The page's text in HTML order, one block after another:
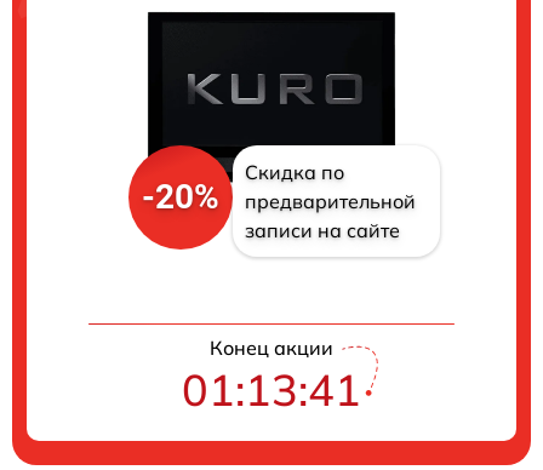
-20%
Скидка по
предварительной
записи на сайте
Конец акции
01:13:41